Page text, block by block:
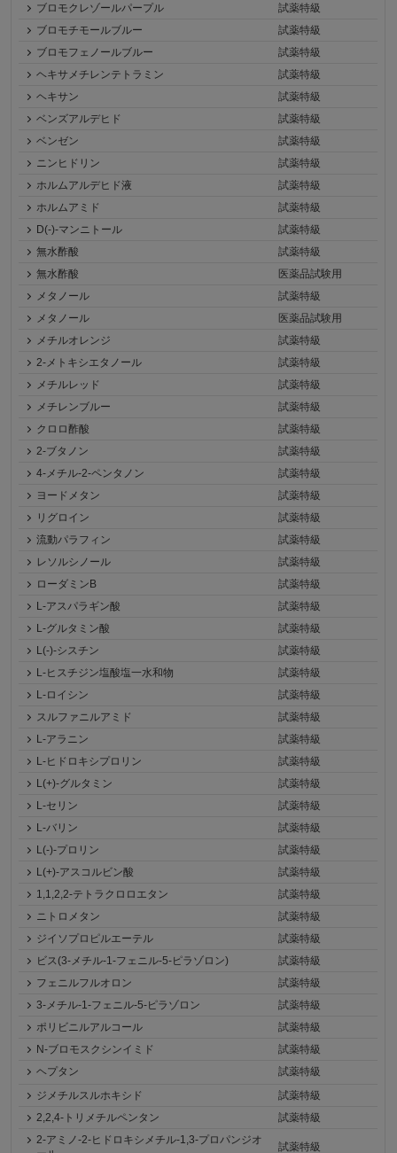
ブロモクレゾールパープル
試薬特級
ブロモチモールブルー
試薬特級
ブロモフェノールブルー
試薬特級
ヘキサメチレンテトラミン
試薬特級
ヘキサン
試薬特級
ベンズアルデヒド
試薬特級
ベンゼン
試薬特級
ニンヒドリン
試薬特級
ホルムアルデヒド液
試薬特級
ホルムアミド
試薬特級
D(-)-マンニトール
試薬特級
無水酢酸
試薬特級
無水酢酸
医薬品試験用
メタノール
試薬特級
メタノール
医薬品試験用
メチルオレンジ
試薬特級
2-メトキシエタノール
試薬特級
メチルレッド
試薬特級
メチレンブルー
試薬特級
クロロ酢酸
試薬特級
2-ブタノン
試薬特級
4-メチル-2-ペンタノン
試薬特級
ヨードメタン
試薬特級
リグロイン
試薬特級
流動パラフィン
試薬特級
レソルシノール
試薬特級
ローダミンB
試薬特級
L-アスパラギン酸
試薬特級
L-グルタミン酸
試薬特級
L(-)-シスチン
試薬特級
L-ヒスチジン塩酸塩一水和物
試薬特級
L-ロイシン
試薬特級
スルファニルアミド
試薬特級
L-アラニン
試薬特級
L-ヒドロキシプロリン
試薬特級
L(+)-グルタミン
試薬特級
L-セリン
試薬特級
L-バリン
試薬特級
L(-)-プロリン
試薬特級
L(+)-アスコルビン酸
試薬特級
1,1,2,2-テトラクロロエタン
試薬特級
ニトロメタン
試薬特級
ジイソプロピルエーテル
試薬特級
ビス(3-メチル-1-フェニル-5-ピラゾロン)
試薬特級
フェニルフルオロン
試薬特級
3-メチル-1-フェニル-5-ピラゾロン
試薬特級
ポリビニルアルコール
試薬特級
N-ブロモスクシンイミド
試薬特級
ヘプタン
試薬特級
ジメチルスルホキシド
試薬特級
2,2,4-トリメチルペンタン
試薬特級
2-アミノ-2-ヒドロキシメチル-1,3-プロパンジオ
試薬特級